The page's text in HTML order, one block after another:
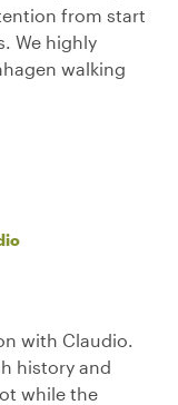
from start
We highly
walking
with Claudio.
history and
while the